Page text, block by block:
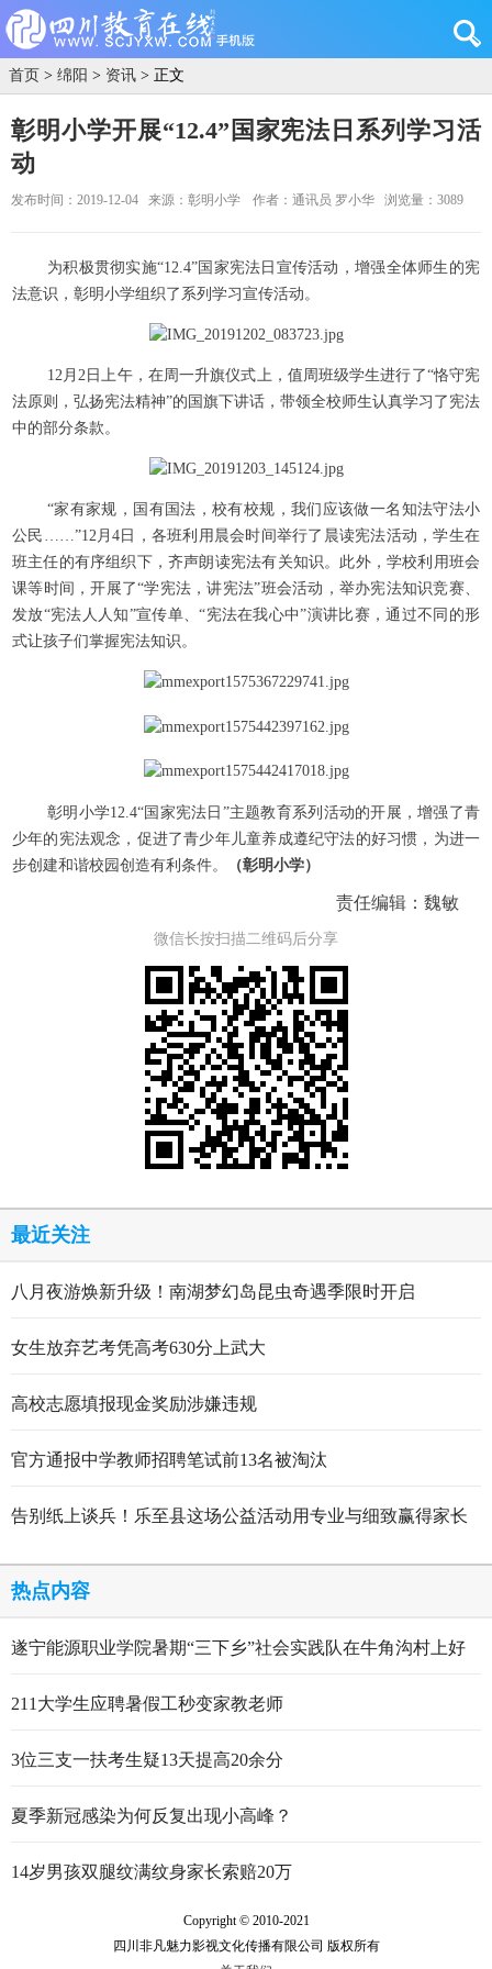
首页 > 绵阳 > 资讯 > 正文
彰明小学开展“12.4”国家宪法日系列学习活
动
发布时间：2019-12-04 来源：彰明小学 作者：通讯员 罗小华 浏览量：3089
为积极贯彻实施“12.4”国家宪法日宣传活动，增强全体师生的宪
法意识，彰明小学组织了系列学习宣传活动。
12月2日上午，在周一升旗仪式上，值周班级学生进行了“恪守宪
法原则，弘扬宪法精神”的国旗下讲话，带领全校师生认真学习了宪法
中的部分条款。
“家有家规，国有国法，校有校规，我们应该做一名知法守法小
公民……”12月4日，各班利用晨会时间举行了晨读宪法活动，学生在
班主任的有序组织下，齐声朗读宪法有关知识。此外，学校利用班会
课等时间，开展了“学宪法，讲宪法”班会活动，举办宪法知识竞赛、
发放“宪法人人知”宣传单、“宪法在我心中”演讲比赛，通过不同的形
式让孩子们掌握宪法知识。
彰明小学12.4“国家宪法日”主题教育系列活动的开展，增强了青
少年的宪法观念，促进了青少年儿童养成遵纪守法的好习惯，为进一
步创建和谐校园创造有利条件。
（彰明小学）
责任编辑：魏敏
微信长按扫描二维码后分享
最近关注
八月夜游焕新升级！南湖梦幻岛昆虫奇遇季限时开启
女生放弃艺考凭高考630分上武大
高校志愿填报现金奖励涉嫌违规
官方通报中学教师招聘笔试前13名被淘汰
告别纸上谈兵！乐至县这场公益活动用专业与细致赢得家长
热点内容
遂宁能源职业学院暑期“三下乡”社会实践队在牛角沟村上好
211大学生应聘暑假工秒变家教老师
3位三支一扶考生疑13天提高20余分
夏季新冠感染为何反复出现小高峰？
14岁男孩双腿纹满纹身家长索赔20万
Copyright © 2010-2021
四川非凡魅力影视文化传播有限公司 版权所有